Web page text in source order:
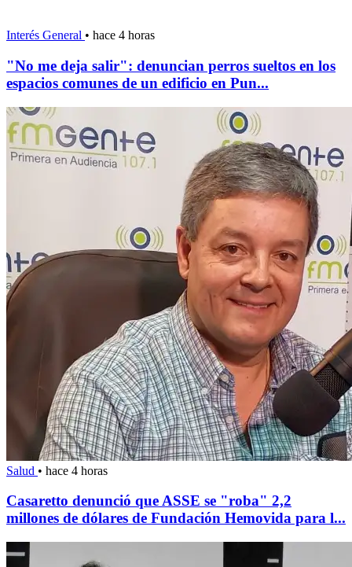
Interés General • hace 4 horas
"No me deja salir": denuncian perros sueltos en los
espacios comunes de un edificio en Pun...
Salud • hace 4 horas
Casaretto denunció que ASSE se "roba" 2,2
millones de dólares de Fundación Hemovida para l...